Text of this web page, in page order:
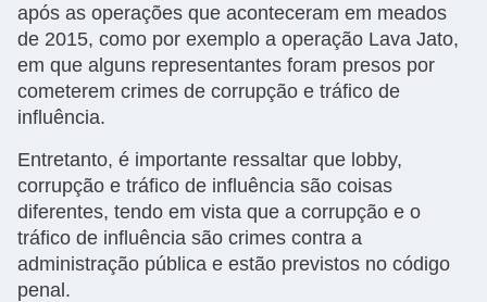
após as operações que aconteceram em meados
de 2015, como por exemplo a operação Lava Jato,
em que alguns representantes foram presos por
cometerem crimes de corrupção e tráfico de
influência.
Entretanto, é importante ressaltar que lobby,
corrupção e tráfico de influência são coisas
diferentes, tendo em vista que a corrupção e o
tráfico de influência são crimes contra a
administração pública e estão previstos no código
penal.